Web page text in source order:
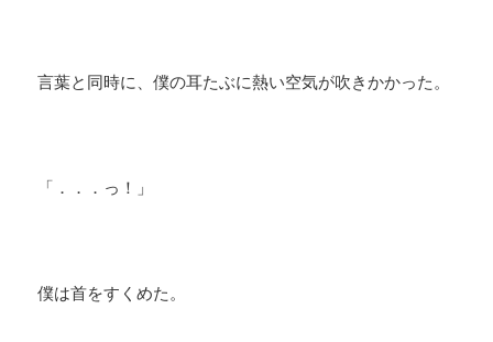
言葉と同時に、僕の耳たぶに熱い空気が吹きかかった。
「．．．っ！」
僕は首をすくめた。